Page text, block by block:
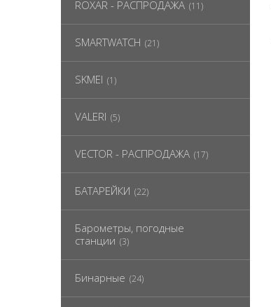
ROXAR - РАСПРОДАЖА (11)
SMARTWATCH (21)
SKMEI (1)
VALERI (5)
VECTOR - РАСПРОДАЖА (17)
БАТАРЕЙКИ (22)
Барометры, погодные
станции (3)
Бинарные (24)